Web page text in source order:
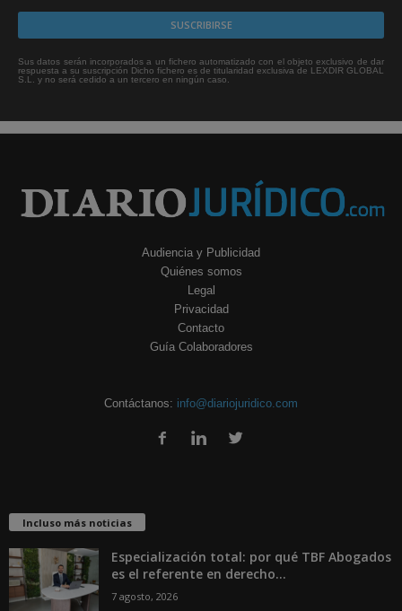
Sus datos serán incorporados a un fichero automatizado con el objeto exclusivo de dar
respuesta a su suscripción Dicho fichero es de titularidad exclusiva de LEXDIR GLOBAL
S.L. y no será cedido a un tercero en ningún caso.
Audiencia y Publicidad
Quiénes somos
Legal
Privacidad
Contacto
Guía Colaboradores
Contáctanos: info@diariojuridico.com
Incluso más noticias
Especialización total: por qué TBF Abogados
es el referente en derecho...
7 agosto, 2026